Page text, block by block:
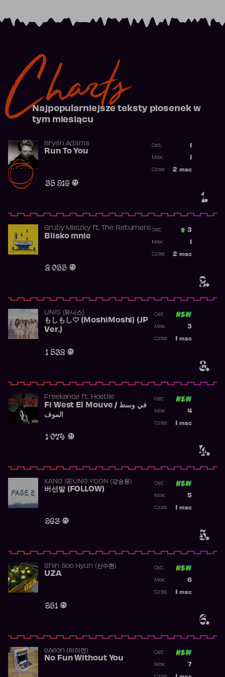
Charts
Najpopularniejsze teksty piosenek w
tym miesiącu
1.
Bryan Adams
Run To You
35 916
Ost.:
Max:
2 msc
Czas:
2.
Gruby Mielzkyft. The Returners
Blisko mnie
2 055
Ost.: 3
Max:
2 msc
Czas:
3.
UNIS (유니스)
もしもし♡ (MoshiMoshi) (JP
Ver.)
1 532
Ost:
3
Max:
msc
Czas:
4.
Freekence ft. Hostile
Fi West El Mouve / في وسط
الموف
1 074
Ost:
4
Max:
msc
Czas:
5.
KANG SEUNG YOON (강승윤)
버선발 (FOLLOW)
963
Ost:
5
Max:
msc
Czas:
6.
Shin Soo Hyun (신수현)
UZA
951
Ost:
6
Max:
msc
Czas:
​eAeon (이이언)
No Fun Without You
Ost:
7
Max: